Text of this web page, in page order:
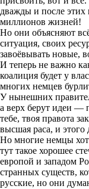
дважды и после этих
миллионов жизней!
Но они объясняют
ситуация, своих
завоёвывать новые,
И теперь не важно
коалиция будет у
многих немцев
У нынешних
а верх берут идеи —
тебе, твоя правота
высшая раса, и этого
Но многие немцы
тут такое хорошее
европой и западом
странных существ,
русские, но они